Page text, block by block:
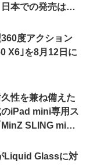
本での発売は期
度アクション
X6｣を8月12日に
性を兼ね備えた
iPad mini専用ス
SLING mini
Liquid Glassに対